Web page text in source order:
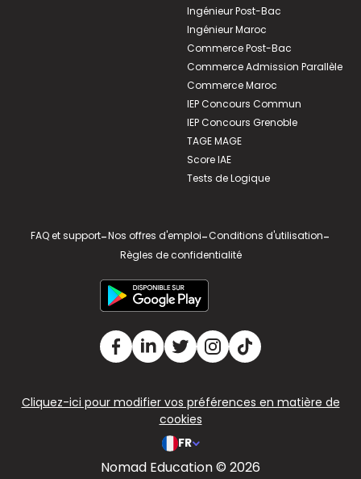
Ingénieur Post-Bac
Ingénieur Maroc
Commerce Post-Bac
Commerce Admission Parallèle
Commerce Maroc
IEP Concours Commun
IEP Concours Grenoble
TAGE MAGE
Score IAE
Tests de Logique
FAQ et support-Nos offres d'emploi-Conditions d'utilisation-
Règles de confidentialité
Cliquez-ici pour modifier vos préférences en matière de
cookies
FR
Nomad Education © 2026